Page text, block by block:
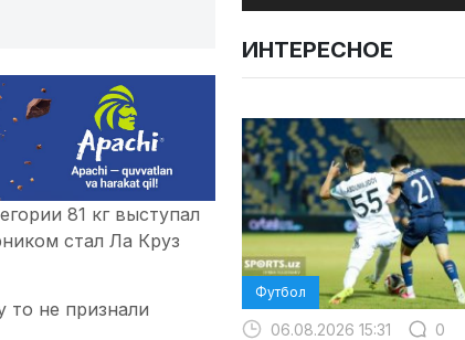
81 кг выступал
стал Ла Круз
то не признали
ИНТЕРЕСНОЕ
Футбол
06.08.2026 15:31 0